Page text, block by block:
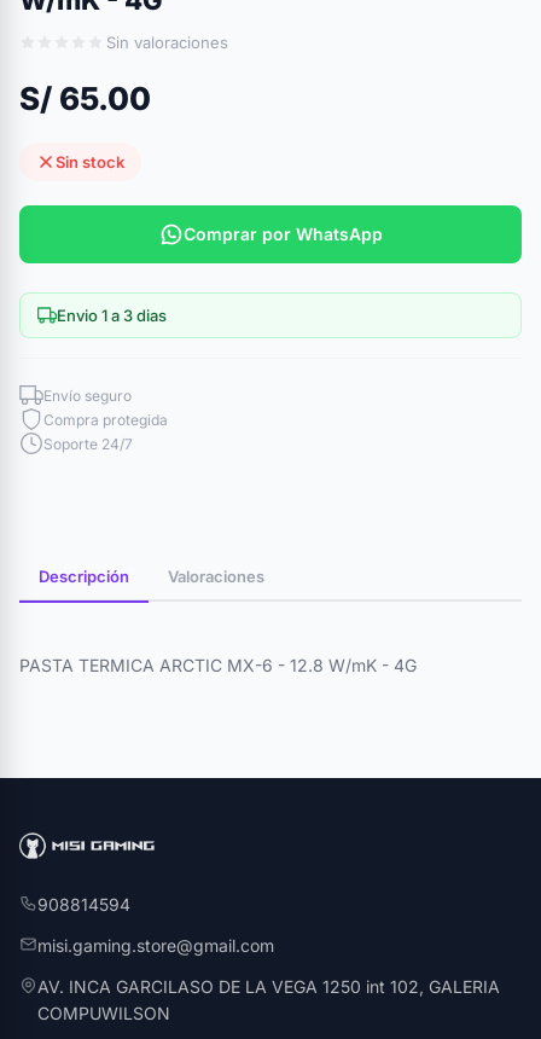
Sin valoraciones
S/ 65.00
Sin stock
Comprar por WhatsApp
Envio 1 a 3 dias
Envío seguro
Compra protegida
Soporte 24/7
Descripción Valoraciones
PASTA TERMICA ARCTIC MX-6 - 12.8 W/mK - 4G
908814594
misi.gaming.store@gmail.com
AV. INCA GARCILASO DE LA VEGA 1250 int 102, GALERIA
COMPUWILSON